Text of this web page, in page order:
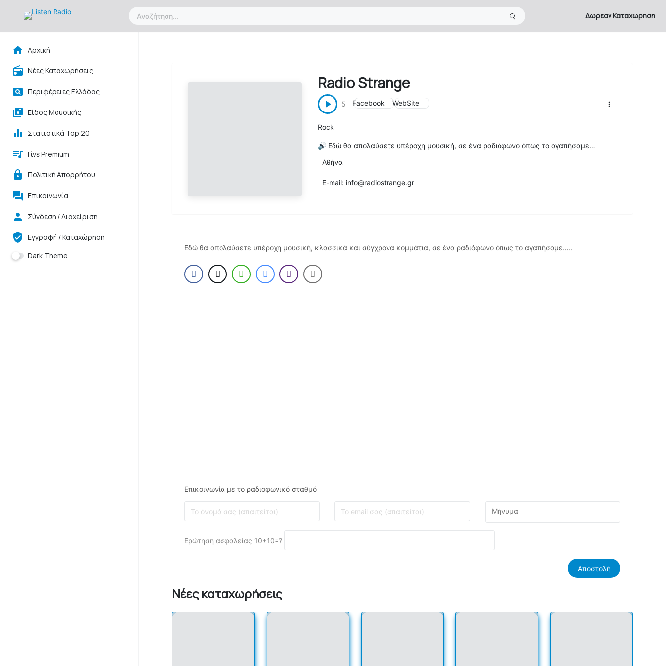
Δωρεαν Καταχωρηση
Αρχική
Νέες Καταχωρήσεις
Περιφέρειες Ελλάδας
Είδος Μουσικής
Στατιστικά Top 20
Γίνε Premium
Πολιτική Απορρήτου
Επικοινωνία
Σύνδεση / Διαχείριση
Εγγραφή / Καταχώρηση
Dark Theme
Radio Strange
5 Facebook WebSite
Rock
🔊 Εδώ θα απολαύσετε υπέροχη μουσική, σε ένα ραδιόφωνο όπως το αγαπήσαμε…
Αθήνα
E-mail: info@radiostrange.gr
Εδώ θα απολαύσετε υπέροχη μουσική, κλασσικά και σύγχρονα κομμάτια, σε ένα ραδιόφωνο όπως το αγαπήσαμε…..
Επικοινωνία με το ραδιοφωνικό σταθμό
Ερώτηση ασφαλείας 10+10=?
Νέες καταχωρήσεις